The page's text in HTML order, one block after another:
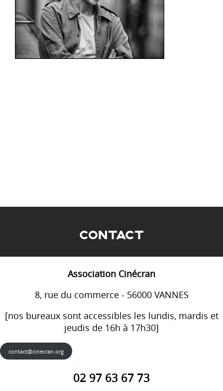
CONTACT
Association Cinécran
8, rue du commerce - 56000 VANNES
[nos bureaux sont accessibles les lundis, mardis et
jeudis de 16h à 17h30]
contact@cinecran.org
02 97 63 67 73